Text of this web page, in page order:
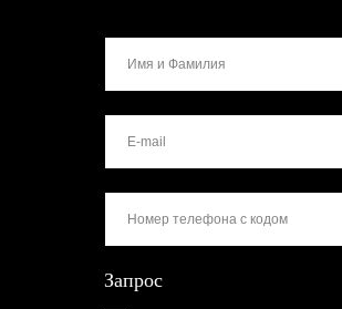
Запрос